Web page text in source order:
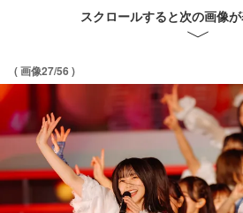
スクロールすると次の画像
( 画像27/56 )